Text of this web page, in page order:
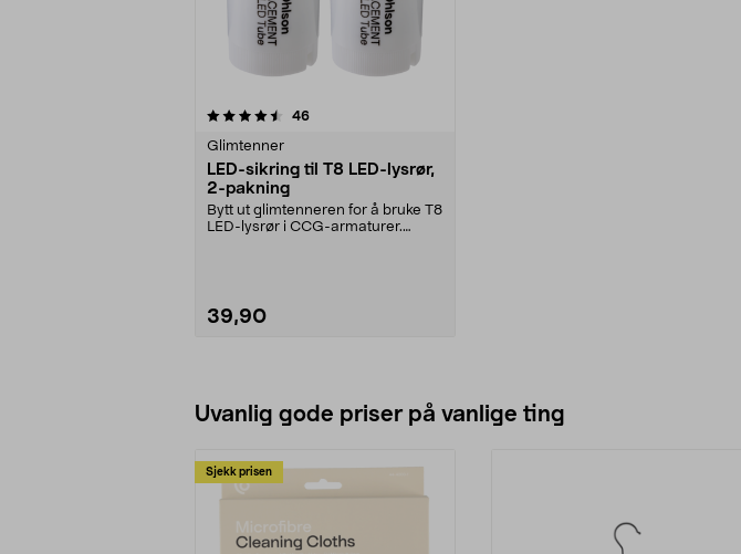
46anmeldelser
Glimtenner
LED-sikring til T8 LED-lysrør,
2-pakning
Bytt ut glimtenneren for å bruke T8
LED-lysrør i CCG-armaturer.
39,90
Uvanlig gode priser på vanlige ting
Sjekk prisen